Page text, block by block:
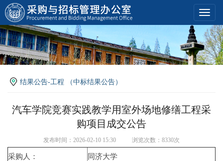
结果公告-工程 （中标结果公告）
汽车学院竞赛实践教学用室外场地修缮工程采
购项目成交公告
发布时间：2026-02-10 15:30 浏览次数：8330次
采购人： 同济大学